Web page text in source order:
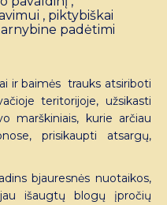
, piktybiškai
padėtimi
ir baimės trauks atsiriboti
teritorijoje, užsikasti
marškiniais, kurie arčiau
prisikaupti atsargų,
bjauresnės nuotaikos,
išaugtų blogų įpročių